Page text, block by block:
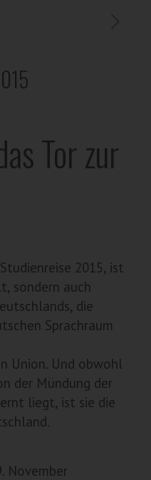
Tor zur
2015, ist
sondern auch
die
Sprachraum
Union. Und obwohl
der Mündung der
liegt, ist sie die
November